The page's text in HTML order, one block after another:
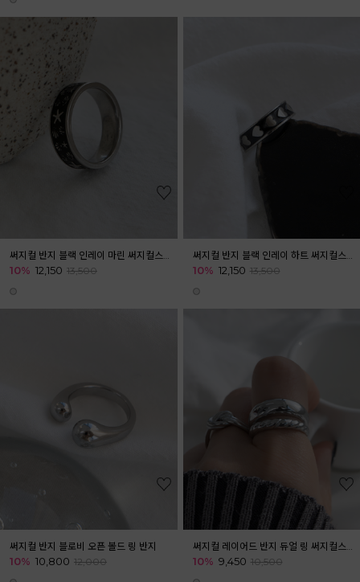
10% 12,150 13,500 10% 12,150 13,500
써지컬 반지 블로비 오픈 볼드 링 반지
10% 10,800 12,000
써지컬 레이어드 반지 듀얼 링 써지컬스틸 체인
10% 9,450 10,500